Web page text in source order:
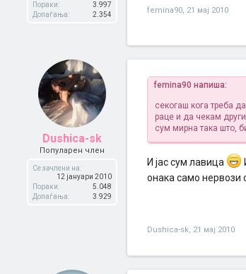
Пораки:
3.997
Допаѓања:
2.354 femina90, 21 мај 2010
Dushica-sk
Популарен член
Се зачлени на:
12 јануари 2010
Пораки:
5.048
Допаѓања:
3.929
femina90 напиша:
секогаш кога треба
раце и да чекам
сум мирнатака што,
И јас сум лавица
онака само нервози
Dushica-sk, 21 мај 2010